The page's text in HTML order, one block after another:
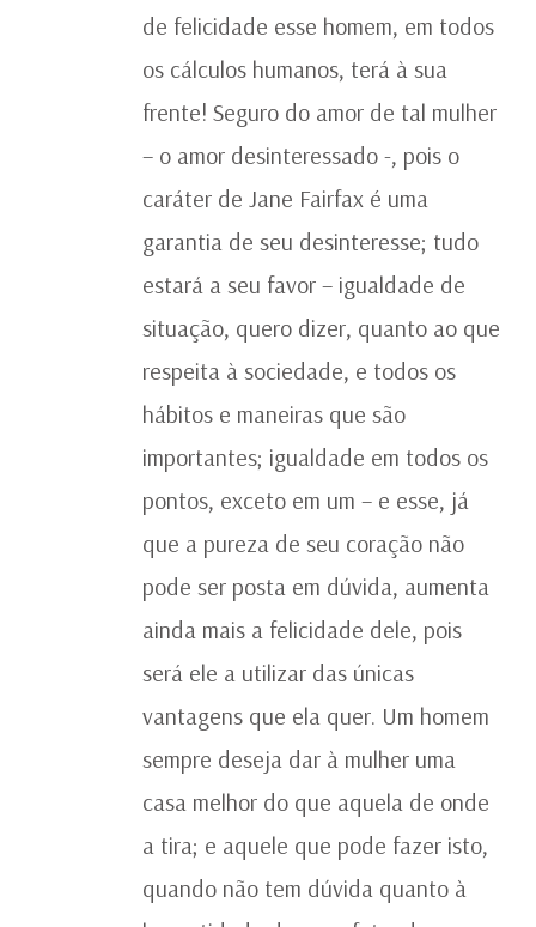
de felicidade esse homem, em todos
os cálculos humanos, terá à sua
frente! Seguro do amor de tal mulher
– o amor desinteressado -, pois o
caráter de Jane Fairfax é uma
garantia de seu desinteresse; tudo
estará a seu favor – igualdade de
situação, quero dizer, quanto ao que
respeita à sociedade, e todos os
hábitos e maneiras que são
importantes; igualdade em todos os
pontos, exceto em um – e esse, já
que a pureza de seu coração não
pode ser posta em dúvida, aumenta
ainda mais a felicidade dele, pois
será ele a utilizar das únicas
vantagens que ela quer. Um homem
sempre deseja dar à mulher uma
casa melhor do que aquela de onde
a tira; e aquele que pode fazer isto,
quando não tem dúvida quanto à